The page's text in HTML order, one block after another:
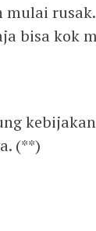
bisa kok
(**)